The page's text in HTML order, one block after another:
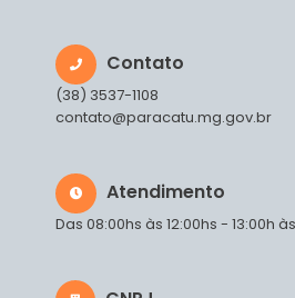
Contato
(38) 3537-1108
contato@paracatu.mg.gov.br
Atendimento
Das 08:00hs às 12:00hs - 13:00h